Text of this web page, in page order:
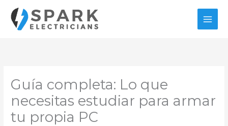
contenido
Guía completa: Lo que
necesitas estudiar para armar
tu propia PC